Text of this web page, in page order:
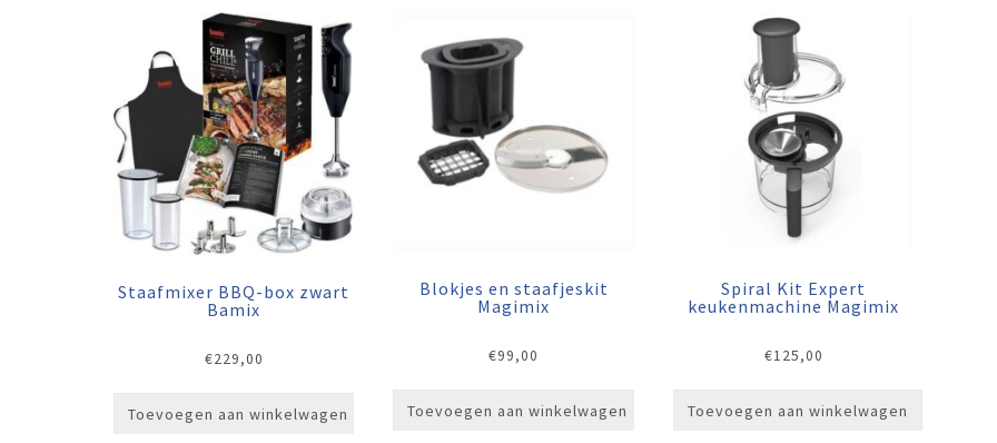
Staafmixer BBQ-box zwart
Bamix
€229,00
Toevoegen aan winkelwagen
Blokjes en staafjeskit
Magimix
€99,00
Toevoegen aan winkelwagen
Spiral Kit Expert
keukenmachine Magimix
€125,00
Toevoegen aan winkelwagen